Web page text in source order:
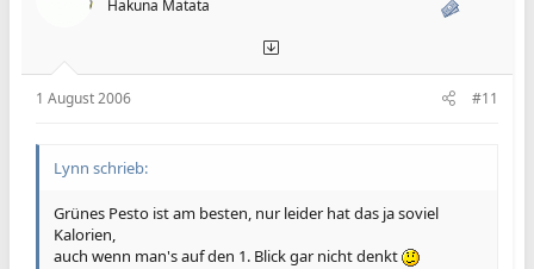
Hakuna Matata
1 August 2006 #11
Lynn schrieb:
Grünes Pesto ist am besten, nur leider hat das ja soviel
Kalorien,
auch wenn man's auf den 1. Blick gar nicht denkt